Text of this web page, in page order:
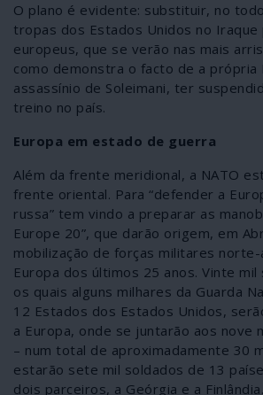
O plano é evidente: substituir, no
tropas dos Estados Unidos no Iraque
europeus, que se verão nas mais
como demonstra o facto de a própria
assassínio de Soleimani, ter
treino no país.
Europa em estado de guerra
Além da frente meridional, a NATO
frente oriental. Para “defender a
russa” tem vindo a preparar as
Europe 20”, que darão origem, em
mobilização de forças militares norte-
Europa dos últimos 25 anos. Vinte
os quais alguns milhares da Guarda
12 Estados dos Estados Unidos,
a Europa, onde se juntarão aos nove
– num total de aproximadamente 30
estarão sete mil soldados de 13
dois parceiros, a Geórgia e a